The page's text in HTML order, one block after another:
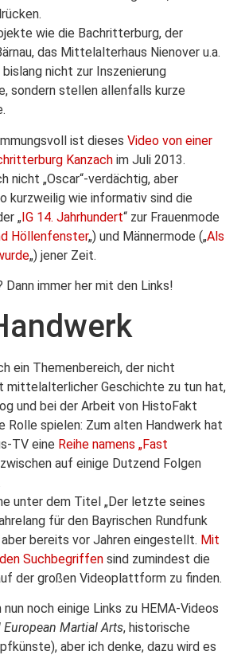
wie die Bachritterburg, der
das Mittelalterhaus Nienover u.a.
nicht zur Inszenierung
sondern stellen allenfalls kurze
ist dieses Video von einer
Kanzach im Juli 2013.
nicht „Oscar“-verdächtig, aber
kurzweilig wie informativ sind die
„IG 14. Jahrhundert“ zur Frauenmode
Höllenfenster„) und Männermode („Als
„) jener Zeit.
Dann immer her mit den Links!
ein Themenbereich, der nicht
mittelalterlicher Geschichte zu tun hat,
und bei der Arbeit von HistoFakt
Rolle spielen: Zum alten Handwerk hat
TV eine Reihe namens „Fast
auf einige Dutzend Folgen
unter dem Titel „Der letzte seines
für den Bayrischen Rundfunk
bereits vor Jahren eingestellt. Mit
Suchbegriffen sind zumindest die
der großen Videoplattform zu finden.
noch einige Links zu HEMA-Videos
Martial Arts, historische
aber ich denke, dazu wird es